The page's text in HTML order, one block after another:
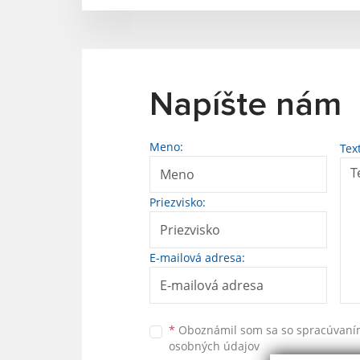
Napíšte nám
Meno:
Priezvisko:
E-mailová adresa:
* Oboznámil som sa so
osobných údajov